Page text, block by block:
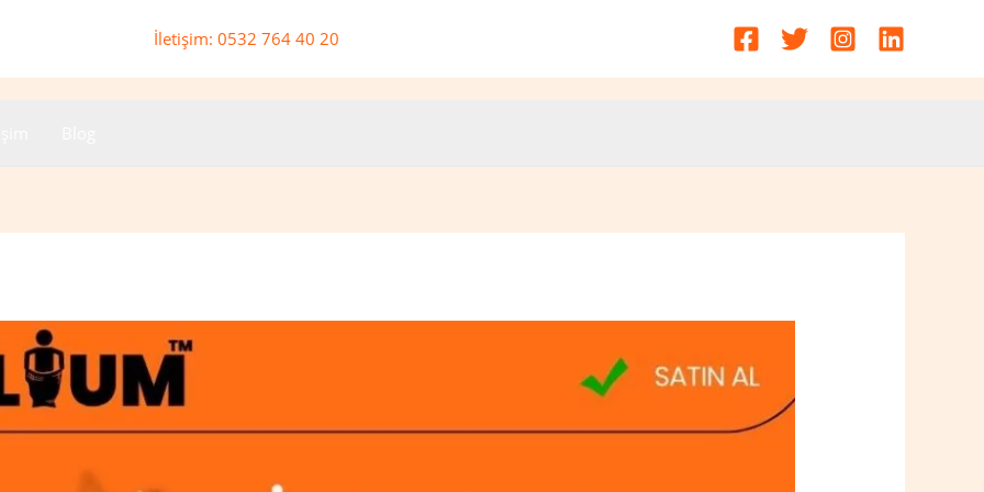
İletişim: 0532 764 40 20